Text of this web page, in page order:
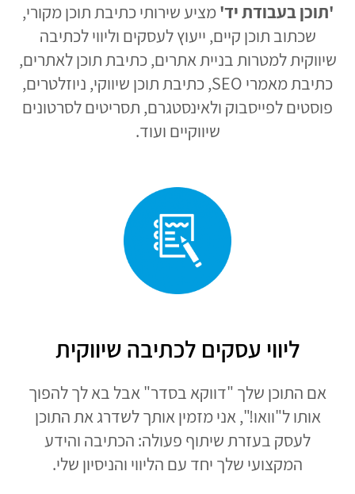
'תוכן בעבודת יד'מציע שירותי כתיבת תוכן מקורי,
שכתוב תוכן קיים, ייעוץ לעסקים וליווי לכתיבה
שיווקית למטרות בניית אתרים, כתיבת תוכן לאתרים,
כתיבת מאמרי SEO, כתיבת תוכן שיווקי, ניוזלטרים,
פוסטים לפייסבוק ולאינסטגרם, תסריטים לסרטונים
שיווקיים ועוד.
ליווי עסקים לכתיבה שיווקית
אם התוכן שלך "דווקא בסדר" אבל בא לך להפוך
אותו ל"וואו!", אני מזמין אותך לשדרג את התוכן
לעסק בעזרת שיתוף פעולה: הכתיבה והידע
המקצועי שלך יחד עם הליווי והניסיון שלי.